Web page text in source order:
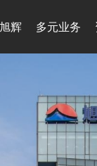
辉 多元业务